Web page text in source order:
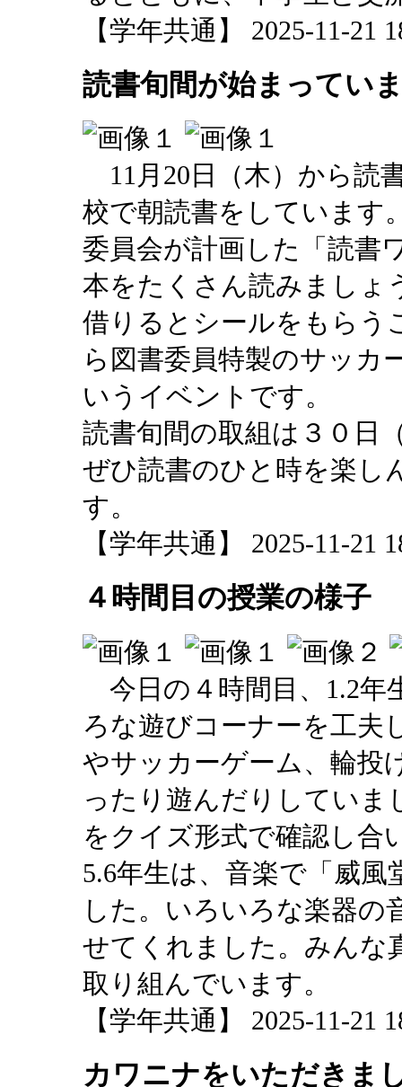
【学年共通】 2025-11-21
読書旬間が始まってい
11月20日（木）から読
校で朝読書をしています
委員会が計画した「読書
本をたくさん読みましょ
借りるとシールをもらう
ら図書委員特製のサッカ
いうイベントです。
読書旬間の取組は３０日
ぜひ読書のひと時を楽し
す。
【学年共通】 2025-11-21
４時間目の授業の様子
今日の４時間目、1.2年
ろな遊びコーナーを工夫
やサッカーゲーム、輪投
ったり遊んだりしていま
をクイズ形式で確認し合
5.6年生は、音楽で「威
した。いろいろな楽器の
せてくれました。みんな
取り組んでいます。
【学年共通】 2025-11-21
カワニナをいただきま